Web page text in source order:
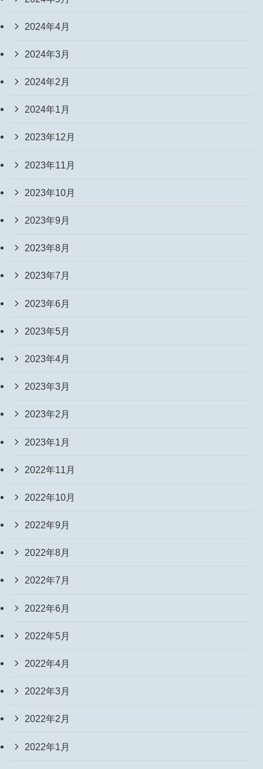
2024年4月
2024年3月
2024年2月
2024年1月
2023年12月
2023年11月
2023年10月
2023年9月
2023年8月
2023年7月
2023年6月
2023年5月
2023年4月
2023年3月
2023年2月
2023年1月
2022年11月
2022年10月
2022年9月
2022年8月
2022年7月
2022年6月
2022年5月
2022年4月
2022年3月
2022年2月
2022年1月